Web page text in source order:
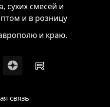
сухих смесей и
и в розницу
и краю.
связь